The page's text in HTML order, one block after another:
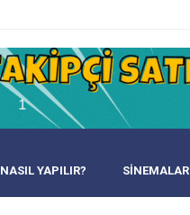
NASIL YAPILIR? SINEMALAR